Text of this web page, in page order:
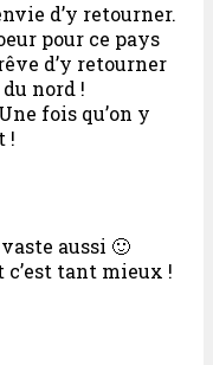
d’y retourner.
pour ce pays
d’y retourner
nord !
fois qu’on y
!
aussi 🙂
tant mieux !